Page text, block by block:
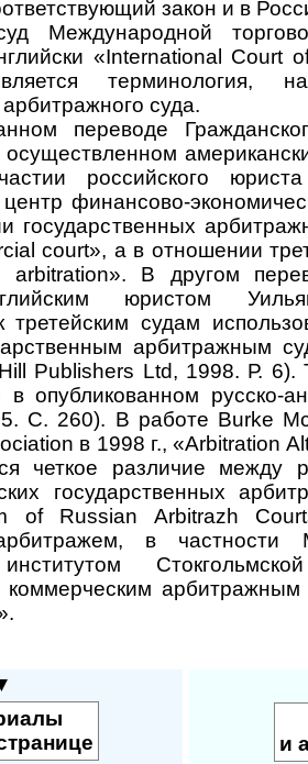
закон и в
Международной
«International Court
терминология,
суда.
переводе
осуществленном
российского
финансово-
государственных
court», а в отношении
В другом
юристом
третейским судам
арбитражным
Publishers Ltd, 1998. Р. 6).
опубликованном русско-
С. 260). В работе Burke
в 1998 г., «Arbitration
четкое различие между
государственных
of Russian Arbitrazh
арбитражем, в
и